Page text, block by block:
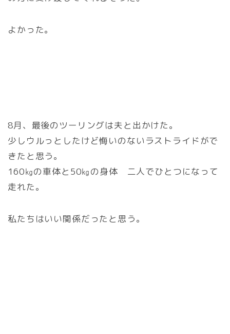
よかった。
8月、最後のツーリングは夫と出かけた。
少しウルっとしたけど悔いのないラストライドがで
きたと思う。
160㎏の車体と50㎏の身体 二人でひとつになって
走れた。
私たちはいい関係だったと思う。